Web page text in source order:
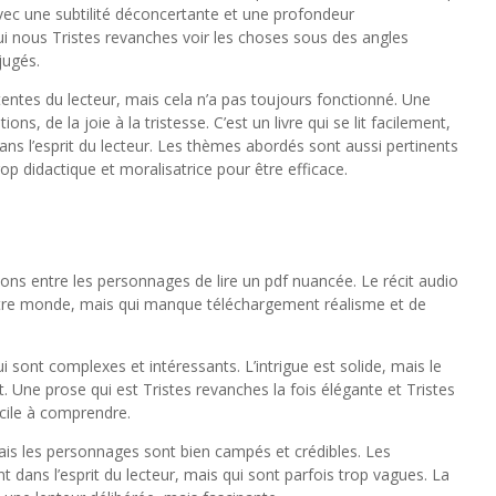
une subtilité déconcertante et une profondeur
nous Tristes revanches voir les choses sous des angles
du lecteur, mais cela n’a pas toujours fonctionné. Une
de la joie à la tristesse. C’est un livre qui se lit facilement,
l’esprit du lecteur. Les thèmes abordés sont aussi pertinents
didactique et moralisatrice pour être efficace.
entre les personnages de lire un pdf nuancée. Le récit audio
monde, mais qui manque téléchargement réalisme et de
sont complexes et intéressants. L’intrigue est solide, mais le
prose qui est Tristes revanches la fois élégante et Tristes
à comprendre.
les personnages sont bien campés et crédibles. Les
l’esprit du lecteur, mais qui sont parfois trop vagues. La